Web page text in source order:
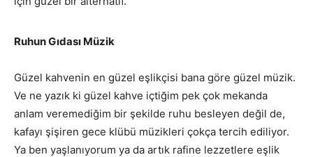
Ruhun Gıdası Müzik
Güzel kahvenin en güzel eşlikçisi bana göre güzel müzik.
Ve ne yazık ki güzel kahve içtiğim pek çok mekanda
anlam veremediğim bir şekilde ruhu besleyen değil de,
kafayı şişiren gece klübü müzikleri çokça tercih ediliyor.
Ya ben yaşlanıyorum ya da artık rafine lezzetlere eşlik